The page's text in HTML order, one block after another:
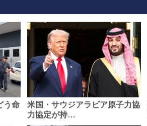
う命
米国・サウジアラビア原子力協
力協定が持…